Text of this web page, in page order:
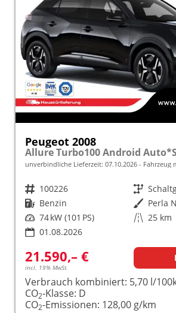
Peugeot 2008
unverbindliche Lieferzeit: 07.10.2026 Fahrzeug
Fahrzeugnr. 100226 Getriebe
Kraftstoff Benzin Außenfarbe
Leistung 74 kW (101 PS) Kilometerstand 25 km
01.08.2026
21.590,– €
incl. 19% MwSt.
Verbrauch kombiniert: 5,70 l/
CO2-Klasse: D
CO2-Emissionen: 128,00 g/km